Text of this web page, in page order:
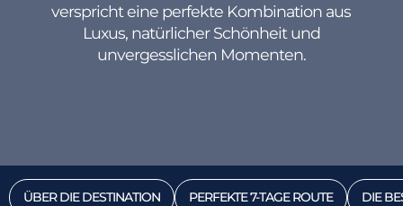
verspricht eine perfekte Kombination aus
Luxus, natürlicher Schönheit und
unvergesslichen Momenten.
ÜBER DIE DESTINATION PERFEKTE 7-TAGE ROUTE DIE